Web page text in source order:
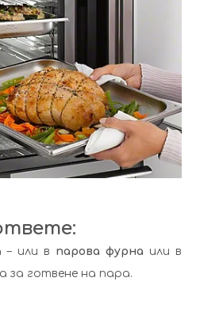
– или в парова фурна или в
за готвене на пара.